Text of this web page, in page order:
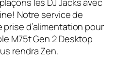
Notre service de
d’alimentation pour
M75t Gen 2 Desktop
rendra Zen.